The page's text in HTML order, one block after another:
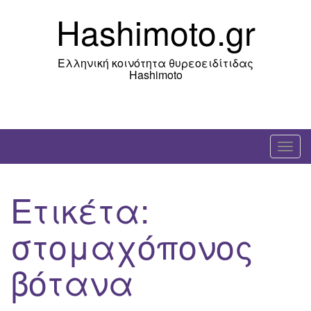
Hashimoto.gr
Ελληνική κοινότητα θυρεοειδίτιδας
Hashimoto
T
o
Ετικέτα:
στομαχόπονος
βότανα